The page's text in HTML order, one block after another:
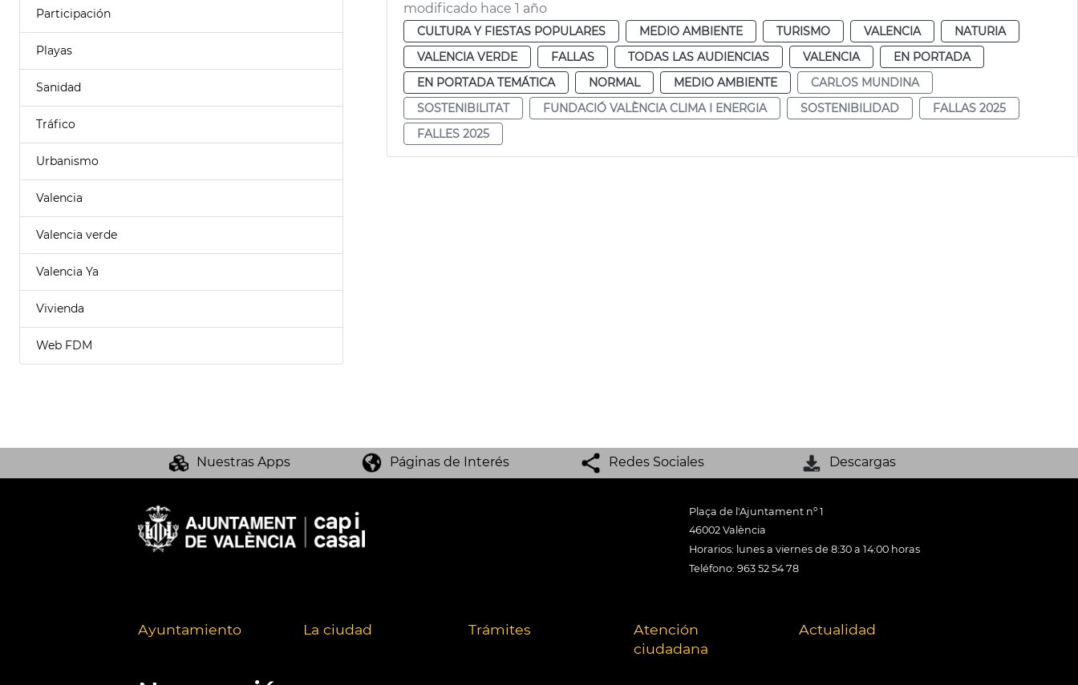
Participación
Playas
Sanidad
Tráfico
Urbanismo
Valencia
Valencia verde
Valencia Ya
Vivienda
Web FDM
modificado hace 1 año
CULTURA Y FIESTAS POPULARES MEDIO AMBIENTE TURISMO VALENCIA
NATURIA
VALENCIA VERDE
FALLAS TODAS LAS AUDIENCIAS VALENCIA
EN PORTADA
EN PORTADA TEMÁTICA
NORMAL MEDIO AMBIENTE
CARLOS MUNDINA
SOSTENIBILITAT
FUNDACIÓ VALÈNCIA CLIMA I ENERGIA SOSTENIBILIDAD
FALLAS 2025
FALLES 2025
Nuestras Apps Páginas de Interés Redes Sociales Descargas
Plaça de l'Ajuntament nº 1
46002 València
Horarios: lunes a viernes de 8:30 a 14:00 horas
Teléfono: 963 52 54 78
Ayuntamiento La ciudad Trámites
Atención
ciudadana
Actualidad